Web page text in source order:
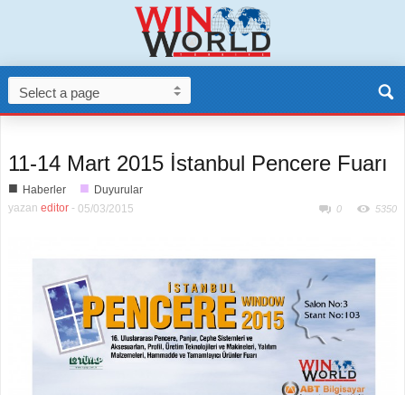
11-14 Mart 2015 İstanbul Pencere Fuarı
■ Haberler ■ Duyurular
yazan editor - 05/03/2015 0 5350